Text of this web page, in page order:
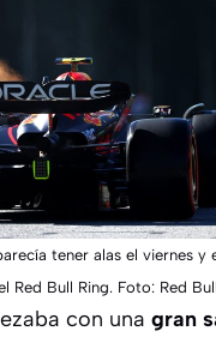
tener alas el viernes y
Red Bull Ring. Foto: Red
con una gran